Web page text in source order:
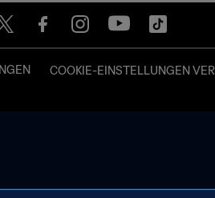
COOKIE-EINSTELLUNGEN